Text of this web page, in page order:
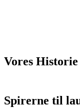
Vores Historie
Spirerne til